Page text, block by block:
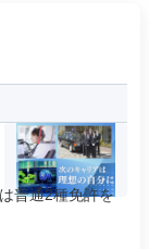
普通2種免許を